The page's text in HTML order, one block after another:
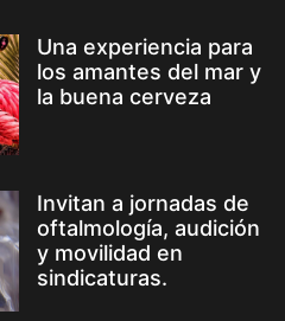
Una experiencia para
los amantes del mar y
la buena cerveza
Invitan a jornadas de
oftalmología, audición
y movilidad en
sindicaturas.